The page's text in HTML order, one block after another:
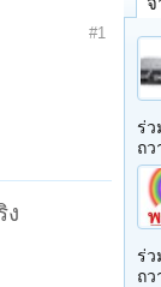
#1
ง
ร่ว
ถ
ร่ว
ถ